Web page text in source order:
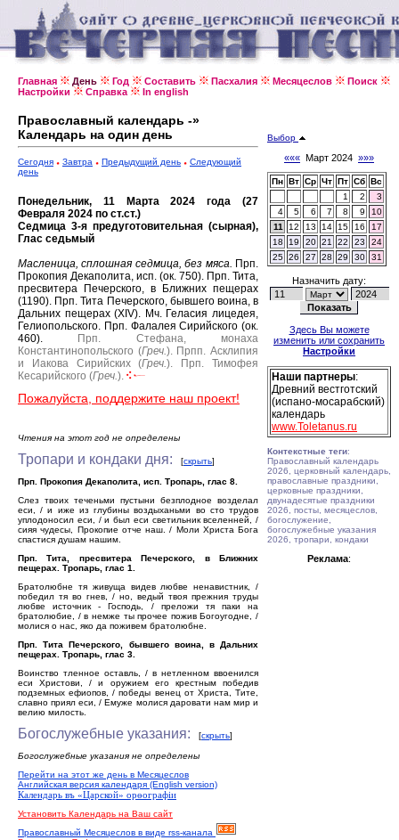
Главная День Год Составить Пасхалия Месяцеслов
Поиск
Настройки
Справка In english
Православный календарь -»
Календарь на один день
Сегодня Завтра Предыдущий день
Следующий
день
Понедельник, 11 Марта 2024 года (27
Февраля 2024 по ст.ст.)
Седмица 3-я предуготовительная (сырная),
Глас седьмый
Масленица, сплошная седмица, без мяса. Прп.
Прокопия Декаполита, исп. (ок. 750). Прп. Тита,
пресвитера Печерского, в Ближних пещерах
(1190). Прп. Тита Печерского, бывшего воина, в
Дальних пещерах (XIV). Мч. Геласия лицедея,
Гелиопольского. Прп. Фалалея Сирийского (ок.
460).
Прп. Стефана, монаха
Константинопольского (Греч.). Прпп. Асклипия
и Иакова Сирийских (Греч.).
Прп. Тимофея
Кесарийского (Греч.).
Пожалуйста, поддержите наш проект!
Чтения на этот год не определены
Тропари и кондаки дня: [скрыть]
Прп. Прокопия Декаполита, исп. Тропарь, глас 8.
Слез твоих теченьми пустыни безплодное возделал
еси, / и иже из глубины воздыханьми во сто трудов
уплодоносил еси, / и был еси светильник вселенней, /
сияя чудесы, Прокопие отче наш. / Моли Христа Бога
спастися душам нашим.
Прп. Тита, пресвитера Печерского, в Ближних
пещерах. Тропарь, глас 1.
Братолюбне тя живуща видев любве ненавистник, /
победил тя во гнев, / но, ведый твоя прежния труды
любве источник - Господь, / преложи тя паки на
братолюбие, / в немже ты прочее пожив Богоугодне, /
молися о нас, яко да поживем братолюбне.
Прп. Тита Печерского, бывшего воина, в Дальних
пещерах. Тропарь, глас 3.
Воинство тленное оставль, / в нетленном ввоенился
еси Христови, / и оружием его крестным победив
подземных ефиопов, / победы венец от Христа, Тите,
славно приял еси, / Емуже молися даровати нам мир и
велию милость.
Богослужебные указания: [скрыть]
Богослужебные указания не определены
Перейти на этот же день в Месяцеслов
Английская версия календаря (English version)
Календарь въ «Царской» орѳографiи
Установить Календарь на Ваш сайт
Православный Месяцеслов в виде rss-канала
Выбор
««« Март 2024 »»»
Пн Вт Ср Чт Пт Сб Вс
1
2
3
4
5 6 7 8 9
10
11
12 13 14 15 16
17
18
19 20 21 22 23
24
25 26 27 28 29 30 31
Назначить дату:
Здесь Вы можете
изменить или сохранить
Настройки
Наши партнеры:
Древний вестготский
(испано-мосарабский)
календарь
www.Toletanus.ru
Контекстные теги:
Православный календарь
2026, церковный календарь,
православные праздники,
церковные праздники,
двунадесятые праздники
2026, посты, месяцеслов,
богослужение,
богослужебные указания
2026, тропари, кондаки
Реклама: